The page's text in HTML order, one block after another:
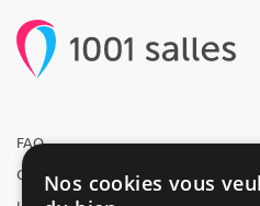
FAQ
Qui sommes-nous ?
Nos cookies vous